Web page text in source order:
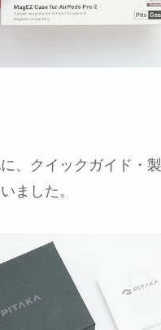
、クイックガイド・
ました。